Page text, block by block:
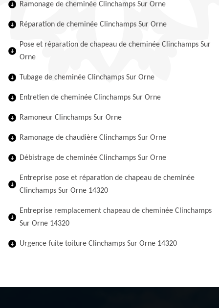
Ramonage de cheminée Clinchamps Sur Orne
Réparation de cheminée Clinchamps Sur Orne
Pose et réparation de chapeau de cheminée Clinchamps Sur
Orne
Tubage de cheminée Clinchamps Sur Orne
Entretien de cheminée Clinchamps Sur Orne
Ramoneur Clinchamps Sur Orne
Ramonage de chaudière Clinchamps Sur Orne
Débistrage de cheminée Clinchamps Sur Orne
Entreprise pose et réparation de chapeau de cheminée
Clinchamps Sur Orne 14320
Entreprise remplacement chapeau de cheminée Clinchamps
Sur Orne 14320
Urgence fuite toiture Clinchamps Sur Orne 14320